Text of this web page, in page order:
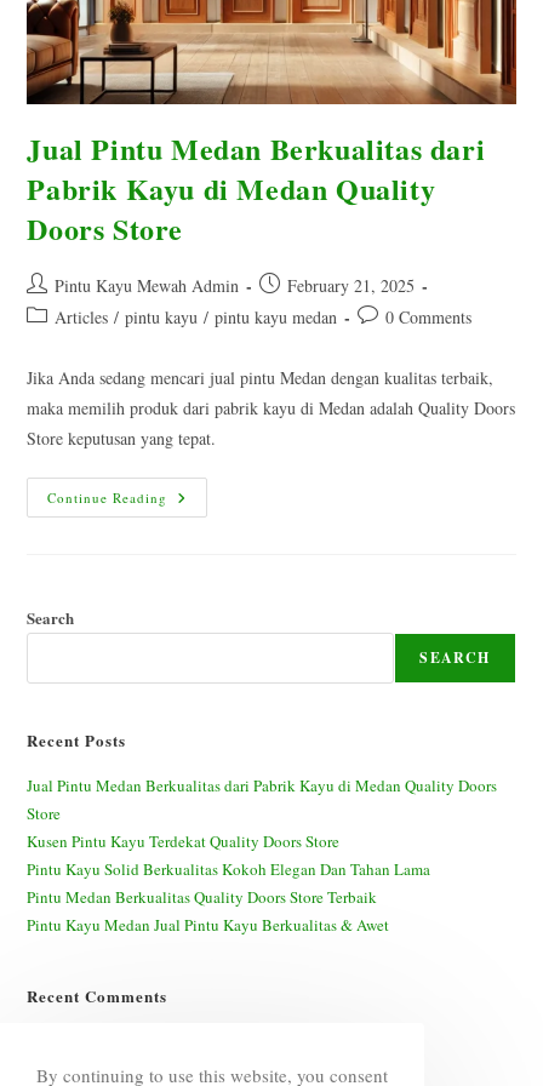
Jual Pintu Medan Berkualitas dari
Pabrik Kayu di Medan Quality
Doors Store
Post
author:
Pintu Kayu Mewah Admin
Post
published:
February 21, 2025
Post Articles / pintu kayu / pintu kayu medan
Post0 Comments
Jika Anda sedang mencari jual pintu Medan dengan kualitas terbaik,
maka memilih produk dari pabrik kayu di Medan adalah Quality Doors
Store keputusan yang tepat.
Continue Reading Jual
Pintu
Medan
Store
Search
SEARCH
Recent Posts
Jual Pintu Medan Berkualitas dari Pabrik Kayu di Medan Quality Doors
Store
Kusen Pintu Kayu Terdekat Quality Doors Store
Pintu Kayu Solid Berkualitas Kokoh Elegan Dan Tahan Lama
Pintu Medan Berkualitas Quality Doors Store Terbaik
Pintu Kayu Medan Jual Pintu Kayu Berkualitas & Awet
Recent Comments
By continuing to use this website, you consent